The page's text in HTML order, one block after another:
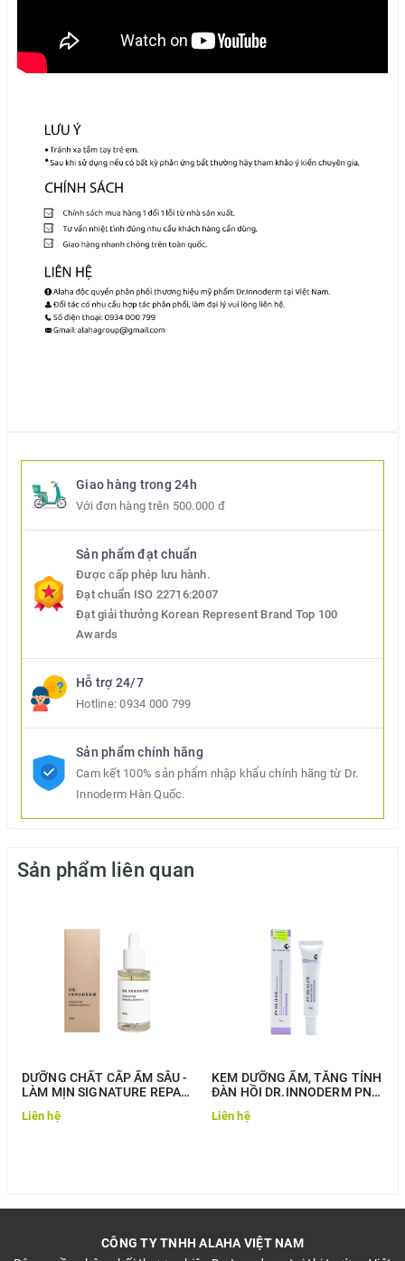
Giao hàng trong 24h
Với đơn hàng trên 500.000 đ
Sản phẩm đạt chuẩn
Được cấp phép lưu hành.
Đạt chuẩn ISO 22716:2007
Đạt giải thưởng Korean Represent Brand Top 100
Awards
Hỗ trợ 24/7
Hotline:0934 000 799
Sản phẩm chính hãng
Cam kết 100% sản phẩm nhập khẩu chính hãng từ Dr.
Innoderm Hàn Quốc.
Sản phẩm liên quan
DƯỠNG CHẤT CẤP ẨM SÂU -
LÀM MỊN SIGNATURE REPAIR
Liên hệ
KEM DƯỠNG ẨM, TĂNG TÍNH
ĐÀN HỒI DR.INNODERM PN
Liên hệ
CÔNG TY TNHH ALAHA VIỆT NAM